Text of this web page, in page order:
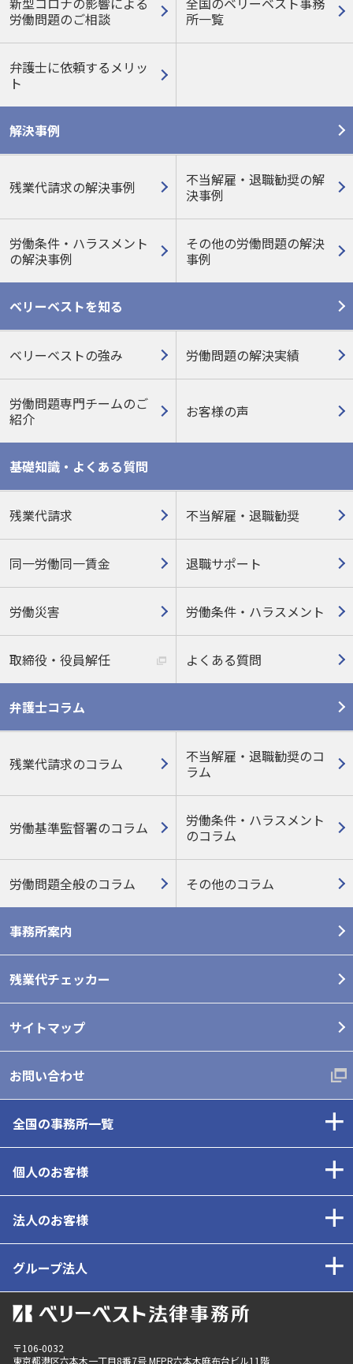
労働問題のご相談
所一覧
弁護士に依頼するメリッ
ト
解決事例
残業代請求の解決事例
不当解雇・退職勧奨の解
決事例
労働条件・ハラスメント
の解決事例
その他の労働問題の解決
事例
ベリーベストを知る
ベリーベストの強み 労働問題の解決実績
労働問題専門チームのご
紹介
お客様の声
基礎知識・よくある質問
残業代請求 不当解雇・退職勧奨
同一労働同一賃金 退職サポート
労働災害 労働条件・ハラスメント
取締役・役員解任 よくある質問
弁護士コラム
残業代請求のコラム
不当解雇・退職勧奨のコ
ラム
労働基準監督署のコラム
労働条件・ハラスメント
のコラム
労働問題全般のコラム その他のコラム
事務所案内
残業代チェッカー
サイトマップ
お問い合わせ
全国の事務所一覧
個人のお客様
法人のお客様
グループ法人
〒106-0032
東京都港区六本木一丁目8番7号 MFPR六本木麻布台ビル11階